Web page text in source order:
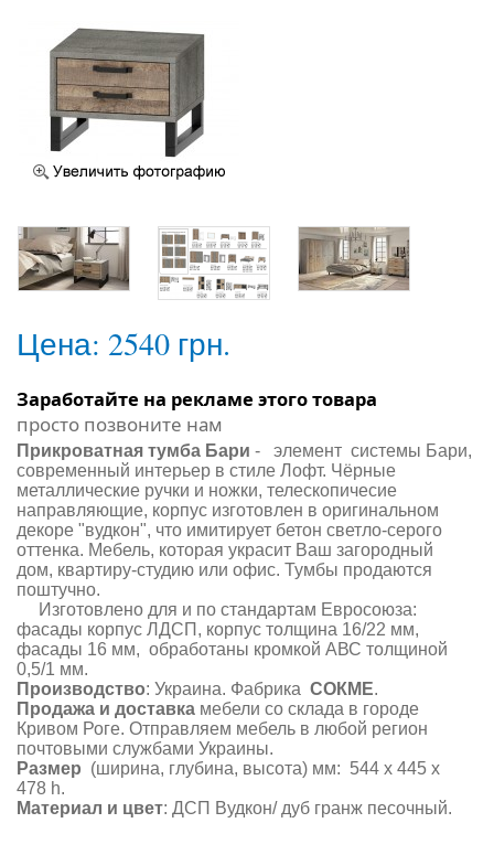
Цена: 2540 грн.
Заработайте на рекламе этого товара
просто позвоните нам
Прикроватная тумба Бари - элемент системы Бари,
современный интерьер в стиле Лофт. Чёрные
металлические ручки и ножки, телескопичесие
направляющие, корпус изготовлен в оригинальном
декоре "вудкон", что имитирует бетон светло-серого
оттенка. Мебель, которая украсит Ваш загородный
дом, квартиру-студию или офис. Тумбы продаются
поштучно.
Изготовлено для и по стандартам Евросоюза:
фасады корпус ЛДСП, корпус толщина 16/22 мм,
фасады 16 мм, обработаны кромкой АВС толщиной
0,5/1 мм.
Производство: Украина. Фабрика СОКМЕ.
Продажа и доставка мебели со склада в городе
Кривом Роге. Отправляем мебель в любой регион
почтовыми службами Украины.
Размер (ширина, глубина, высота) мм: 544 х 445 х
478 h.
Материал и цвет: ДСП Вудкон/ дуб гранж песочный.